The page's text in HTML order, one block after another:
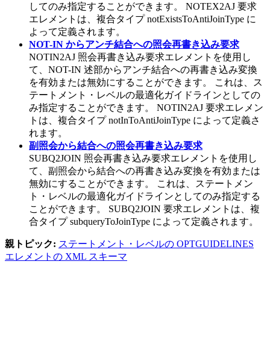
してのみ指定することができます。 NOTEX2AJ 要求
エレメントは、複合タイプ notExistsToAntiJoinType に
よって定義されます。
NOT-IN からアンチ結合への照会再書き込み要求
NOTIN2AJ 照会再書き込み要求エレメントを使用し
て、NOT-IN 述部からアンチ結合への再書き込み変換
を有効または無効にすることができます。 これは、ス
テートメント・レベルの最適化ガイドラインとしての
み指定することができます。 NOTIN2AJ 要求エレメン
トは、複合タイプ notInToAntiJoinType によって定義さ
れます。
副照会から結合への照会再書き込み要求
SUBQ2JOIN 照会再書き込み要求エレメントを使用し
て、副照会から結合への再書き込み変換を有効または
無効にすることができます。 これは、ステートメン
ト・レベルの最適化ガイドラインとしてのみ指定する
ことができます。 SUBQ2JOIN 要求エレメントは、複
合タイプ subqueryToJoinType によって定義されます。
親トピック: ステートメント・レベルの OPTGUIDELINES
エレメントの XML スキーマ